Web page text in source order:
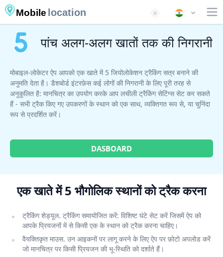
Mobile location
पांच अलग-अलग खातों तक की निगरानी
मोबाइल-लोकेटर ऐप आपको एक खाते में 5 जियोलोकेशन ट्रैकिंग सत्र बनाने की
अनुमति देता है। डैशबोर्ड इंटरफ़ेस कई लोगों की निगरानी के लिए पूरी तरह से
अनुकूलित है: मानचित्र का उपयोग करके आप लचीली ट्रैकिंग सेटिंग्स सेट कर सकते
हैं - सभी ट्रैक किए गए उपकरणों के स्थान को एक साथ, व्यक्तिगत रूप से, या चुनिंदा
रूप से प्रदर्शित करें।
DASBOARD
एक खाते में 5 भौगोलिक स्थानों को ट्रैक करना
ट्रैकिंग शेड्यूल. ट्रैकिंग समायोजित करें: विशिष्ट घंटे सेट करें जिसमें ऐप को
आपके प्रियजनों में से किसी एक के स्थान को ट्रैक करना चाहिए।
वैयक्तिकृत माउस. उन आइकनों पर लागू करने के लिए ऐप पर फ़ोटो अपलोड करें
जो मानचित्र पर किसी प्रियजन की भू-स्थिति को दर्शाते हैं।